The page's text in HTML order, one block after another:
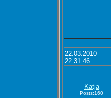
22.03.2010
22:31:46
Katja
Posts:160